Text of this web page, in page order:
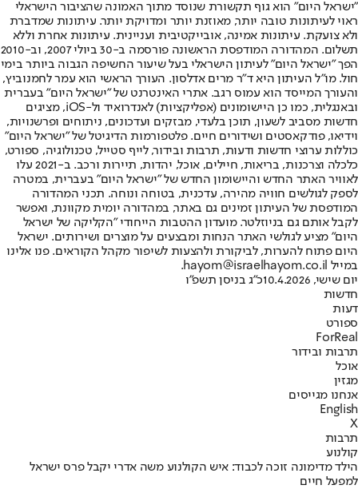
"ישראל היום" הוא גוף תקשורת שנוסד מתוך האמונה שהציבור הישראלי
ראוי לעיתונות טובה יותר, מאוזנת יותר ומדויקת יותר. עיתונות שמדברת
ולא צועקת. עיתונות אמינה, אובייקטיבית ועניינית. עיתונות אחרת וללא
תשלום. המהדורה המודפסת הראשונה פורסמה ב-30 ביולי 2007, וב-2010
הפך "ישראל היום" לעיתון הישראלי בעל שיעור החשיפה הגבוה ביותר בימי
חול. מו"ל העיתון היא ד"ר מרים אדלסון. העורך הראשי הוא עמר לחמנוביץ,
והעורך המייסד הוא עמוס רגב. אתרי האינטרנט של "ישראל היום" בעברית
ובאנגלית, כמו כן היישומונים (אפליקציות) לאנדרואיד ול-iOS, מציגים
חדשות מסביב לשעון, תוכן בלעדי, מבזקים ועדכונים, ניתוחים ופרשנויות,
וידיאו, פודקאסטים ושידורים חיים. פלטפורמות הדיגיטל של "ישראל היום"
כוללות ערוצי חדשות ודעות, תרבות ובידור, לייף סטייל, טכנולוגיה, ספורט,
כלכלה וצרכנות, בריאות, חיילים, אוכל, יהדות, תיירות ורכב. ב-2021 עלו
לאוויר האתר החדש והיישומון החדש של "ישראל היום" בעברית, במטרה
לספק לגולשים חוויה מהירה, עדכנית, בטוחה ונוחה. תכני המהדורה
המודפסת של העיתון זמינים גם באתר, במהדורה יומית מקוונת, ואפשר
לקבל אותם גם בניוזלטר. מועדון ההטבות הייחודי "הקליקה של ישראל
היום" מציע לגולשי האתר הנחות ומבצעים על מוצרים ושירותים. ישראל
היום פתוח להערות, לביקורת ולהצעות לשיפור מקהל הקוראים. פנו אלינו
במייל hayom@israelhayom.co.il.
יום שישי, 10.4.2026
כ"ג בניסן תשפ"ו
חדשות
דעות
ספורט
ForReal
תרבות ובידור
אוכל
מגזין
אנחנו מגייסים
English
X
תרבות
קולנוע
הילד מדימונה זוכה לכבוד: איש הקולנוע משה אדרי יקבל פרס ישראל
למפעל חיים